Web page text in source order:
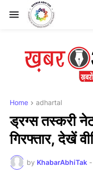
Home adhartal
ड्रग्स तस्करी
गिरफ्तार, देखें
by KhabarAbhiTak -